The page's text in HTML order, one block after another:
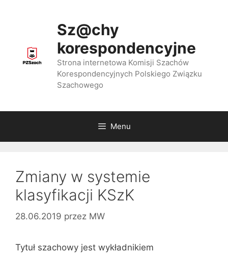
Sz@chy
korespondencyjne
Strona internetowa Komisji Szachów
Korespondencyjnych Polskiego Związku
Szachowego
Menu
Zmiany w systemie
klasyfikacji KSzK
28.06.2019 przez MW
Tytuł szachowy jest wykładnikiem